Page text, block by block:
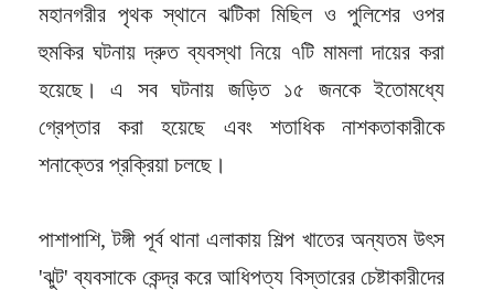
মহানগরীর পৃথক স্থানে ঝটিকা মিছিল ও পুলিশের ওপর
হুমকির ঘটনায় দ্রুত ব্যবস্থা নিয়ে ৭টি মামলা দায়ের করা
হয়েছে। এ সব ঘটনায় জড়িত ১৫ জনকে ইতোমধ্যে
গ্রেপ্তার করা হয়েছে এবং শতাধিক নাশকতাকারীকে
শনাক্তের প্রক্রিয়া চলছে।
পাশাপাশি, টঙ্গী পূর্ব থানা এলাকায় শিল্প খাতের অন্যতম উৎস
'ঝুট' ব্যবসাকে কেন্দ্র করে আধিপত্য বিস্তারের চেষ্টাকারীদের